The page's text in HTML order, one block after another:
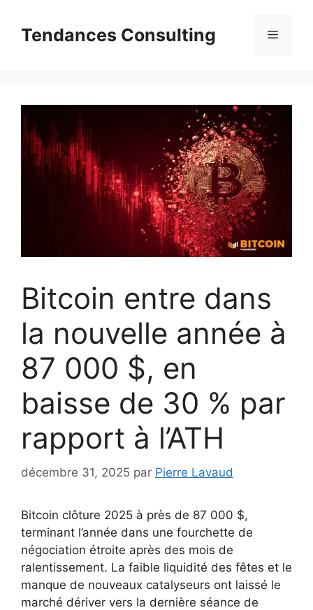
contenuTendances Consulting Menu
Bitcoin entre dans
la nouvelle année à
87 000 $, en
baisse de 30 % par
rapport à l’ATH
décembre 31, 2025 par Pierre Lavaud
Bitcoin clôture 2025 à près de 87 000 $,
terminant l’année dans une fourchette de
négociation étroite après des mois de
ralentissement. La faible liquidité des fêtes et le
manque de nouveaux catalyseurs ont laissé le
marché dériver vers la dernière séance de